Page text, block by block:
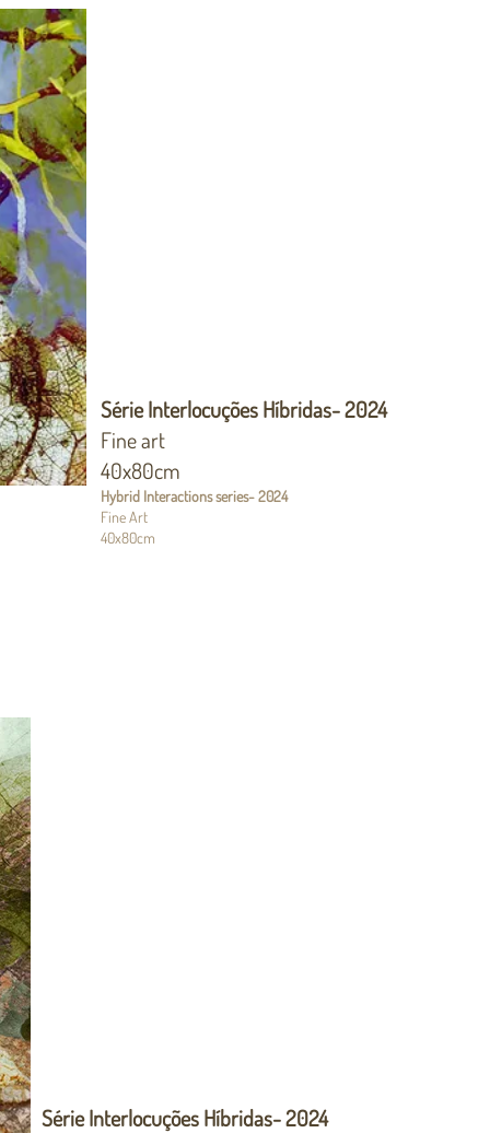
Série Interlocuções Híbridas- 2024
Fine art
40x80cm
Hybrid Interactions series- 2024
Fine Art
40x80cm
Série Interlocuções Híbridas- 2024